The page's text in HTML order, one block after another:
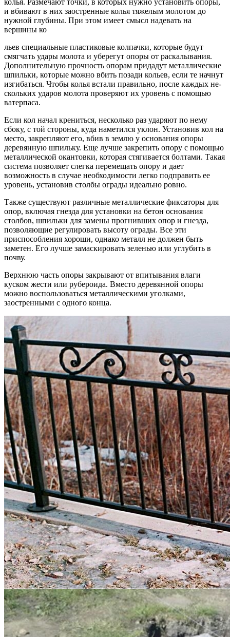
колья. Размечают точки, в которых нужно установить опоры,
и вбивают в них заострен­ные колья тяжелым молотом до
нужной глубины. При этом имеет смысл надевать на
вершины ко
льев специальные пластиковые колпачки, которые будут
смягчать удары молота и уберегут опоры от раскалывания.
Дополнительную прочность опорам придадут металлические
шпильки, которые мож­но вбить позади кольев, если те начнут
изгибаться. Чтобы колья встали правильно, после каждых не­
скольких ударов молота проверяют их уровень с по­мощью
ватерпаса.
Если кол начал крениться, несколько раз ударяют по нему
сбоку, с той стороны, куда наметился уклон. Установив кол на
место, закрепляют его, вбив в землю у основания опоры
деревянную шпильку. Еще лучше закрепить опору с помощью
металлической окантов­ки, которая стягивается болтами. Такая
система по­зволяет слегка перемещать опору и дает
возможность в случае необходимости легко подправить ее
уровень, установив столбы ограды идеально ровно.
Также существуют различные металлические фиксаторы для
опор, включая гнезда для установки на бетон основания
столбов, шпильки для замены прогнивших опор и гнезда,
позволяющие регулиро­вать высоту ограды. Все эти
приспособления хоро­ши, однако металл не должен быть
заметен. Его луч­ше замаскировать зеленью или углубить в
почву.
Верхнюю часть опоры закрывают от впитывания влаги
куском жести или рубероида. Вместо деревян­ной опоры
можно воспользоваться металлическими уголками,
заостренными с одного конца.